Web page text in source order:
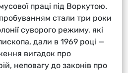
праці під Воркутою.
стали три роки
суворого режиму, які
дали в 1969 році —
вигадок про
неповагу до законів про